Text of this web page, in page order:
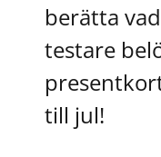
berätta
testare
till jul!